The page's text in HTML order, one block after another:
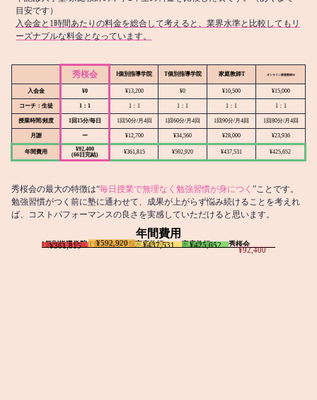
目安です）
入会金と1時間あたりの料金を総合して考えると、業界水準と比較してもリ
ーズナブルな料金となっています。
秀桜会 I個別指導学院 T個別指導学院 家庭教師T オンライン家庭教師M
入会金 ¥0 ¥13,200 ¥0 ¥10,500 ¥15,000
コーチ：生徒 1：1 1：1 1：1 1：1 1：1
授業時間/頻度 1回15分/毎日 1回50分/月4回 1回60分/月4回 1回90分/月4回 1回80分/月4回
月謝 ー ¥12,700 ¥34,560 ¥28,000 ¥23,936
年間費用
¥92,400
(66日完結)
¥361,815 ¥592,920 ¥437,531 ¥425,652
秀桜会の最大の特徴は“毎日授業で無理なく勉強習慣が身につく ”ことです。
勉強習慣がつく前に塾に通わせて、成果が上がらず悩み続けることを考えれ
ば、コストパフォーマンスの良さを実感していただけると思います。
年間費用
I個別指導学院
¥361,815 T個別指導学院
¥592,920 家庭教師T
¥437,531 家庭教師M
¥425,652 秀桜会
¥92,400